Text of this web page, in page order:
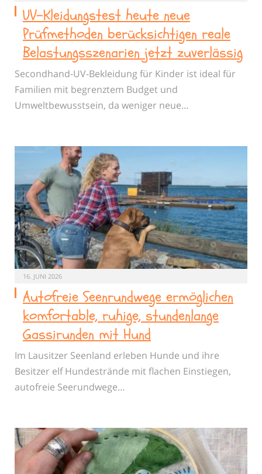
UV-Kleidungstest heute neue
Prüfmethoden berücksichtigen reale
Belastungsszenarien jetzt zuverlässig
Secondhand-UV-Bekleidung für Kinder ist ideal für
Familien mit begrenztem Budget und
Umweltbewusstsein, da weniger neue…
16. JUNI 2026
Autofreie Seenrundwege ermöglichen
komfortable, ruhige, stundenlange
Gassirunden mit Hund
Im Lausitzer Seenland erleben Hunde und ihre
Besitzer elf Hundestrände mit flachen Einstiegen,
autofreie Seerundwege…